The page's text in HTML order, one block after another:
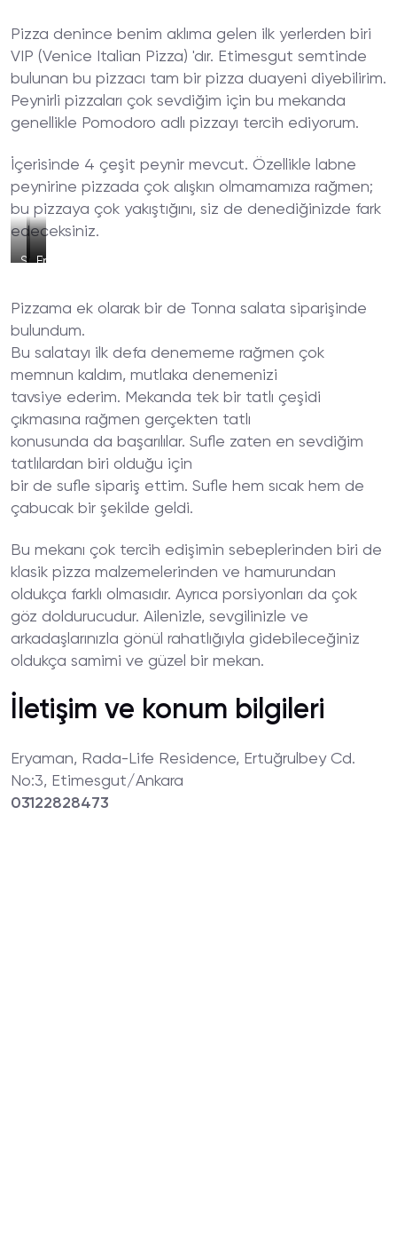
Pizza denince benim aklıma gelen ilk yerlerden biri
VIP (Venice Italian Pizza) 'dır. Etimesgut semtinde
bulunan bu pizzacı tam bir pizza duayeni diyebilirim.
Peynirli pizzaları çok sevdiğim için bu mekanda
genellikle Pomodoro adlı pizzayı tercih ediyorum.
İçerisinde 4 çeşit peynir mevcut. Özellikle labne
peynirine pizzada çok alışkın olmamamıza rağmen;
bu pizzaya çok yakıştığını, siz de denediğinizde fark
edeceksiniz.
Sucuklu
Jambonlu
Enfes
Pizzama ek olarak bir de Tonna salata siparişinde
bulundum.
Bu salatayı ilk defa denememe rağmen çok
memnun kaldım, mutlaka denemenizi
tavsiye ederim. Mekanda tek bir tatlı çeşidi
çıkmasına rağmen gerçekten tatlı
konusunda da başarılılar. Sufle zaten en sevdiğim
tatlılardan biri olduğu için
bir de sufle sipariş ettim. Sufle hem sıcak hem de
çabucak bir şekilde geldi.
Bu mekanı çok tercih edişimin sebeplerinden biri de
klasik pizza malzemelerinden ve hamurundan
oldukça farklı olmasıdır. Ayrıca porsiyonları da çok
göz doldurucudur. Ailenizle, sevgilinizle ve
arkadaşlarınızla gönül rahatlığıyla gidebileceğiniz
oldukça samimi ve güzel bir mekan.
İletişim ve konum bilgileri
Eryaman, Rada-Life Residence, Ertuğrulbey Cd.
No:3, Etimesgut/Ankara
03122828473